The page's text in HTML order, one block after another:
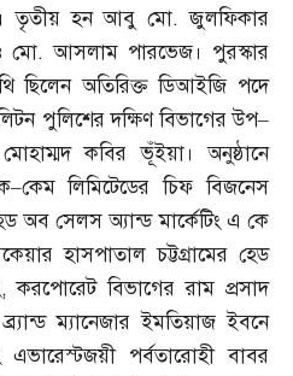
তৃতীয় হন আবু মো.জুলফিকার
মো.আসলাম পারভেজ। পুরস্কার
ছিলেন অতিরিক্ত ডিআইজি পদে
পুলিশের দক্ষিণ বিভাগের উপ–
কবির ভূঁইয়া। অনুষ্ঠানে
–কেম লিমিটেডের চিফ বিজনেস
অব সেলস অ্যান্ড মার্কেটিং এ কে
হাসপাতাল চট্টগ্রামের হেড
,করপোরেট বিভাগের রাম প্রসাদ
ব্র্যান্ড ম্যানেজার ইমতিয়াজ ইবনে
পর্বতারোহী বাবর